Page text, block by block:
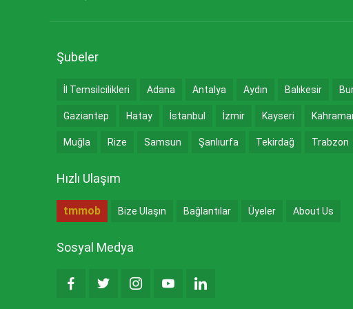
Şubeler
İl Temsilcilikleri Adana Antalya Aydın Balıkesir
Gaziantep Hatay İstanbul İzmir Kayseri
Muğla Rize Samsun Şanlıurfa Tekirdağ Trabzon
Hızlı Ulaşım
tmmob Bize Ulaşın Bağlantılar Üyeler About Us
Sosyal Medya